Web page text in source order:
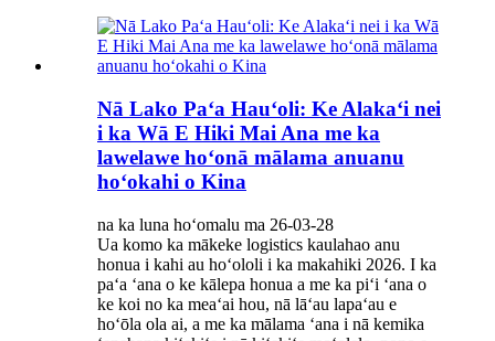
Nā Lako Paʻa Hauʻoli: Ke Alakaʻi nei
i ka Wā E Hiki Mai Ana me ka
lawelawe hoʻonā mālama anuanu
hoʻokahi o Kina
na ka luna hoʻomalu ma 26-03-28
Ua komo ka mākeke logistics kaulahao anu
honua i kahi au hoʻololi i ka makahiki 2026. I ka
paʻa ʻana o ke kālepa honua a me ka piʻi ʻana o
ke koi no ka meaʻai hou, nā lāʻau lapaʻau e
hoʻōla ola ai, a me ka mālama ʻana i nā kemika